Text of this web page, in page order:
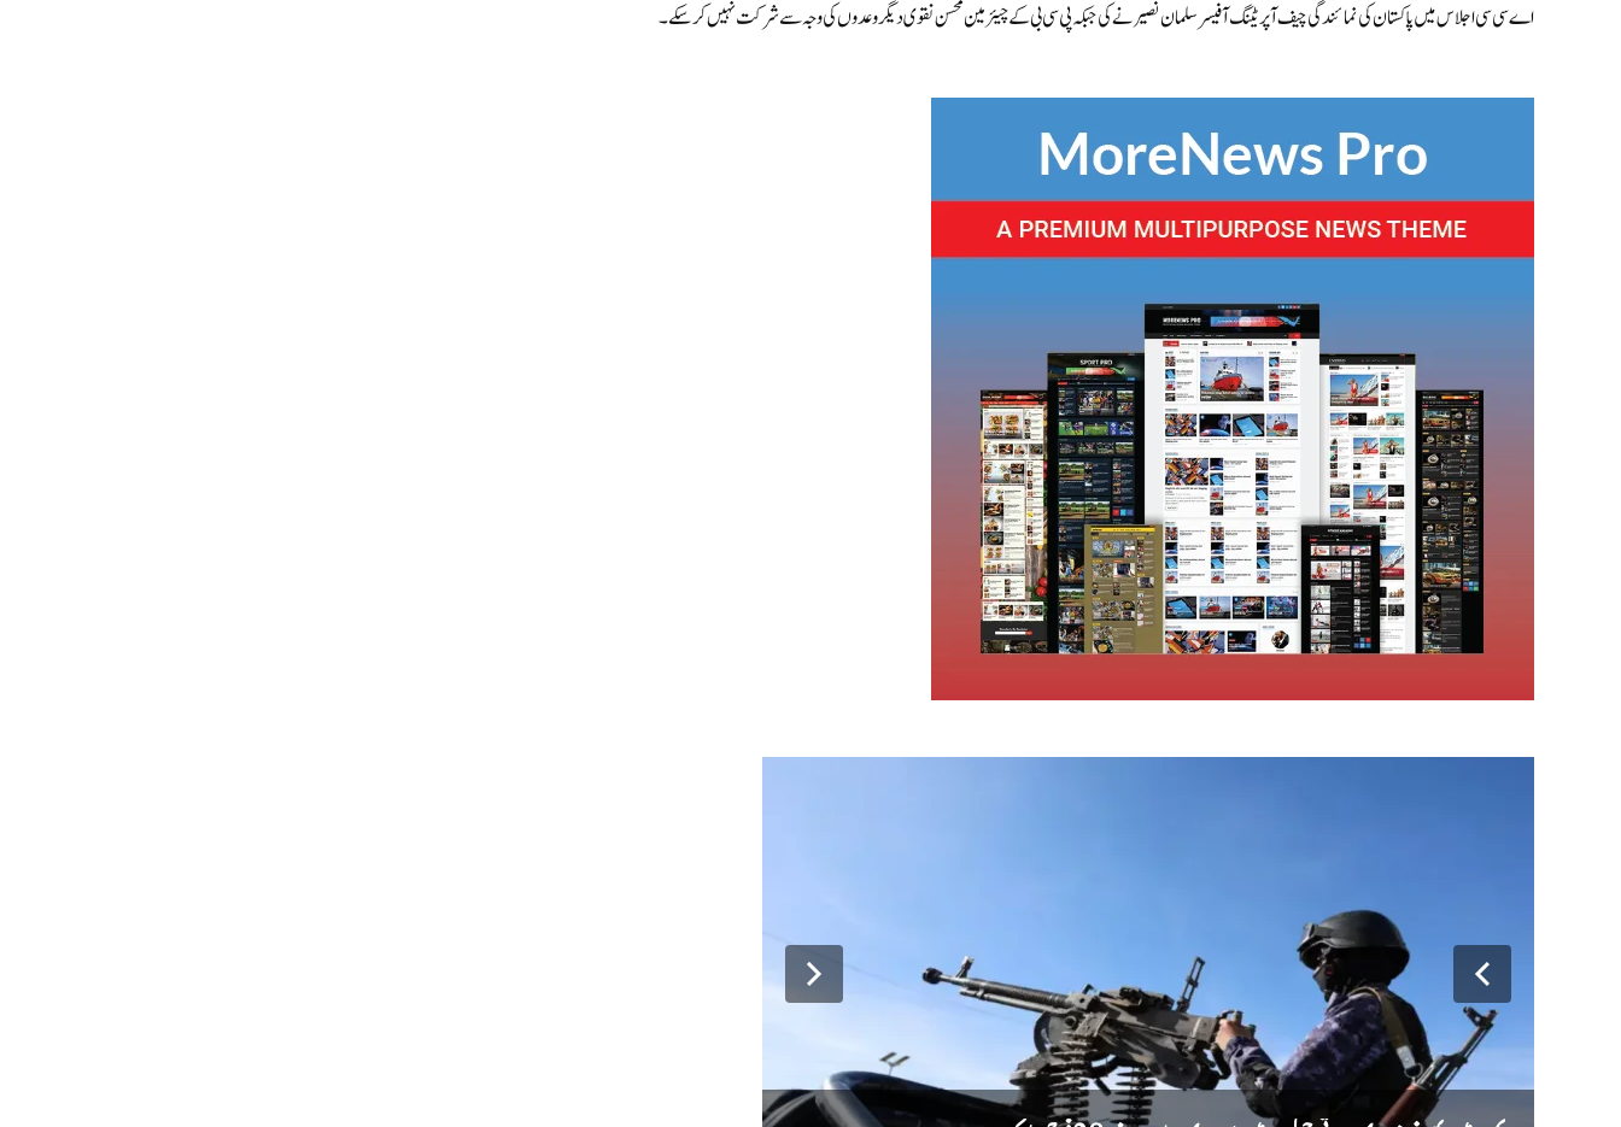
اے سی سی اجلاس میں پاکستان کی نمائندگی چیف آپریٹنگ آفیسر سلمان نصیر نے کی جبکہ پی سی بی کے چیئرمین محسن نقوی دیگر وعدوں کی وجہ سے شرکت نہیں کر سکے۔